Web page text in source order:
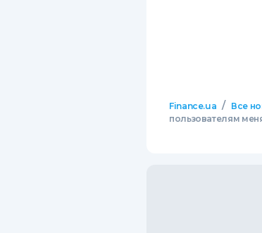
Finance.ua / Все
пользователям